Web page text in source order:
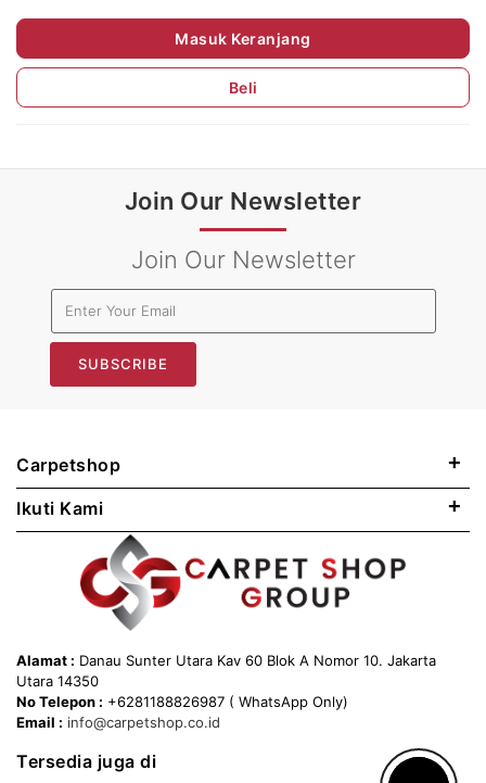
Masuk Keranjang
Beli
Join Our Newsletter
Join Our Newsletter
SUBSCRIBE
Carpetshop +
Ikuti Kami +
Alamat : Danau Sunter Utara Kav 60 Blok A Nomor 10. Jakarta
Utara 14350
No Telepon : +6281188826987 ( WhatsApp Only)
Email : info@carpetshop.co.id
Tersedia juga di